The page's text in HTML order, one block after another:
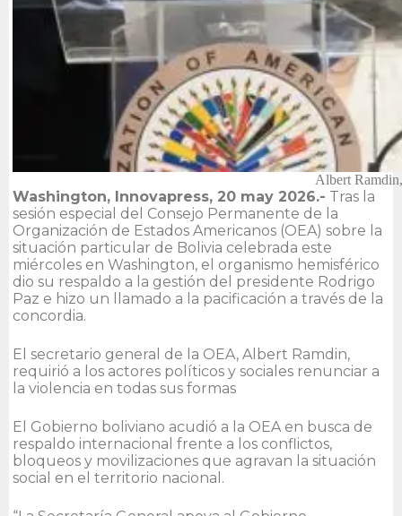
Albert
Washington, Innovapress, 20 may 2026.- Tras la
sesión especial del Consejo Permanente de la
Organización de Estados Americanos (OEA) sobre la
situación particular de Bolivia celebrada este
miércoles en Washington, el organismo hemisférico
dio su respaldo a la gestión del presidente Rodrigo
Paz e hizo un llamado a la pacificación a través de la
concordia.
El secretario general de la OEA, Albert Ramdin,
requirió a los actores políticos y sociales renunciar a
la violencia en todas sus formas
El Gobierno boliviano acudió a la OEA en busca de
respaldo internacional frente a los conflictos,
bloqueos y movilizaciones que agravan la situación
social en el territorio nacional.